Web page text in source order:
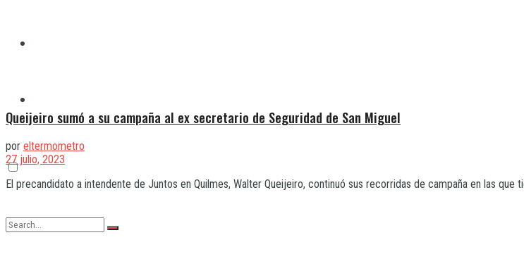
Queijeiro sumó a su campaña al ex secretario de Seguridad de San Miguel
por eltermometro
27 julio, 2023
El precandidato a intendente de Juntos en Quilmes, Walter Queijeiro, continuó sus recorridas de campaña en las que